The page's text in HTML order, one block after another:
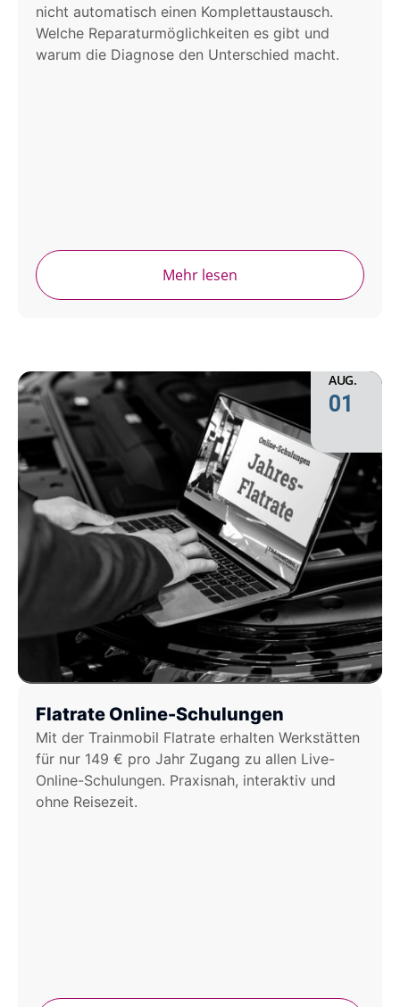
nicht automatisch einen Komplettaustausch.
Welche Reparaturmöglichkeiten es gibt und
warum die Diagnose den Unterschied macht.
Mehr lesen
AUG.
01
Flatrate Online-Schulungen
Mit der Trainmobil Flatrate erhalten Werkstätten
für nur 149 € pro Jahr Zugang zu allen Live-
Online-Schulungen. Praxisnah, interaktiv und
ohne Reisezeit.